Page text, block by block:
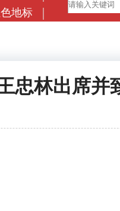
地标
忠林出席并